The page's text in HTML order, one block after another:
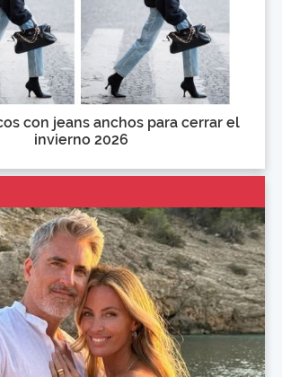
con jeans anchos para cerrar el
invierno 2026